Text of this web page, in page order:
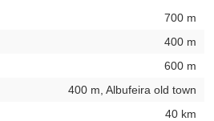
700 m
400 m
600 m
400 m, Albufeira old town
40 km